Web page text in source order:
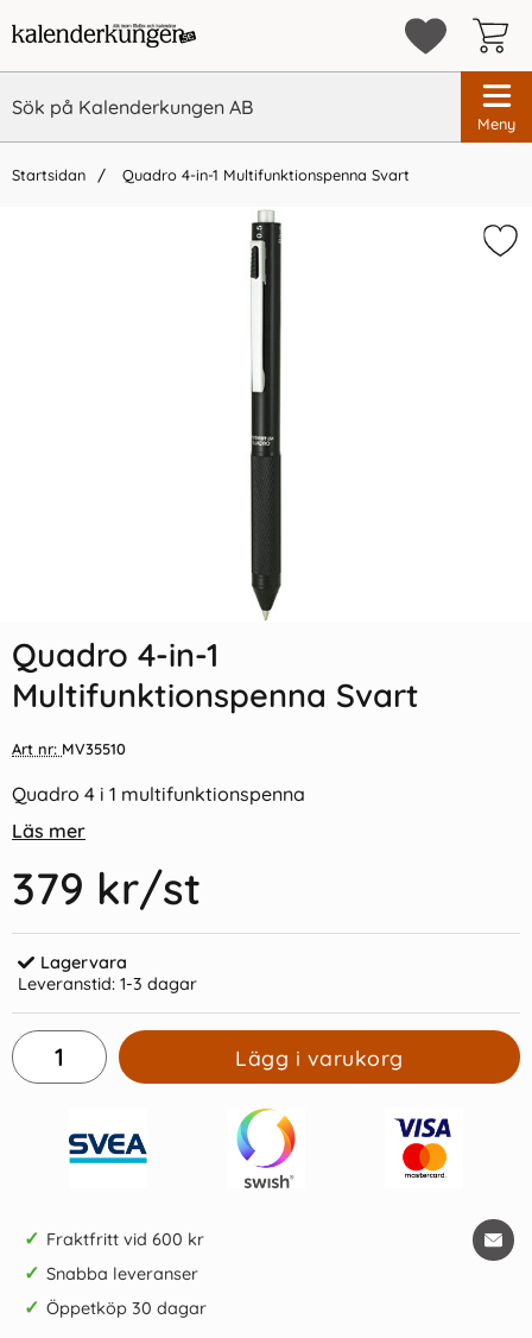
Meny
Startsidan Quadro 4-in-1 Multifunktionspenna Svart
Vi rekommenderar
55 kr/st
Quadro 4-in-1
Multifunktionspenna Svart
Art nr: MV35510
Quadro 4 i 1 multifunktionspenna
Läs mer
379 kr/st
Lagervara
Leveranstid: 1-3 dagar
Lägg i varukorg
✓ Fraktfritt vid 600 kr
✓ Snabba leveranser
✓ Öppetköp 30 dagar